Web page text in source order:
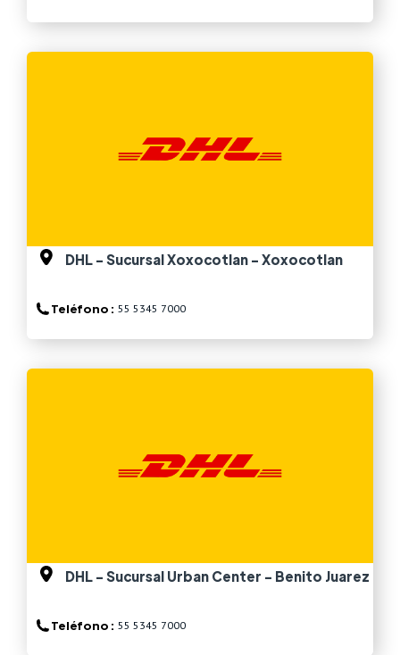
DHL - Sucursal Xoxocotlan - Xoxocotlan
Teléfono : 55 5345 7000
DHL - Sucursal Urban Center - Benito Juarez
Teléfono : 55 5345 7000